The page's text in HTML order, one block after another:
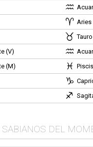
Aries
Tauro
(V)
(M)
Piscis
DEL